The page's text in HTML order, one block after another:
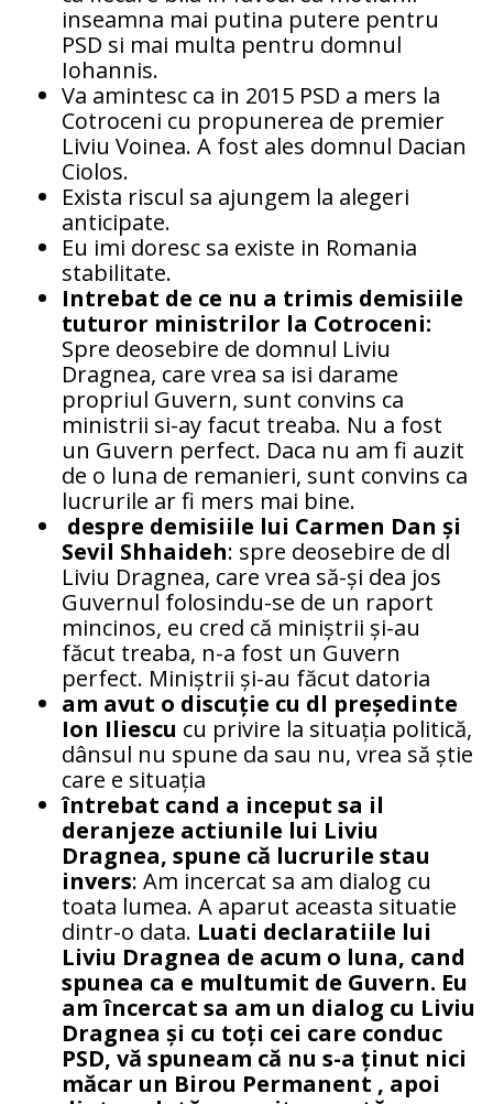
inseamna mai putina putere pentru
PSD si mai multa pentru domnul
Iohannis.
Va amintesc ca in 2015 PSD a mers la
Cotroceni cu propunerea de premier
Liviu Voinea. A fost ales domnul Dacian
Ciolos.
Exista riscul sa ajungem la alegeri
anticipate.
Eu imi doresc sa existe in Romania
stabilitate.
Intrebat de ce nu a trimis demisiile
tuturor ministrilor la Cotroceni:
Spre deosebire de domnul Liviu
Dragnea, care vrea sa isi darame
propriul Guvern, sunt convins ca
ministrii si-ay facut treaba. Nu a fost
un Guvern perfect. Daca nu am fi auzit
de o luna de remanieri, sunt convins ca
lucrurile ar fi mers mai bine.
despre demisiile lui Carmen Dan și
Sevil Shhaideh: spre deosebire de dl
Liviu Dragnea, care vrea să-și dea jos
Guvernul folosindu-se de un raport
mincinos, eu cred că miniștrii și-au
făcut treaba, n-a fost un Guvern
perfect. Miniștrii și-au făcut datoria
am avut o discuție cu dl președinte
Ion Iliescu cu privire la situația politică,
dânsul nu spune da sau nu, vrea să știe
care e situația
întrebat cand a inceput sa il
deranjeze actiunile lui Liviu
Dragnea, spune că lucrurile stau
invers: Am incercat sa am dialog cu
toata lumea. A aparut aceasta situatie
dintr-o data. Luati declaratiile lui
Liviu Dragnea de acum o luna, cand
spunea ca e multumit de Guvern. Eu
am încercat sa am un dialog cu Liviu
Dragnea și cu toți cei care conduc
PSD, vă spuneam că nu s-a ținut nici
măcar un Birou Permanent , apoi